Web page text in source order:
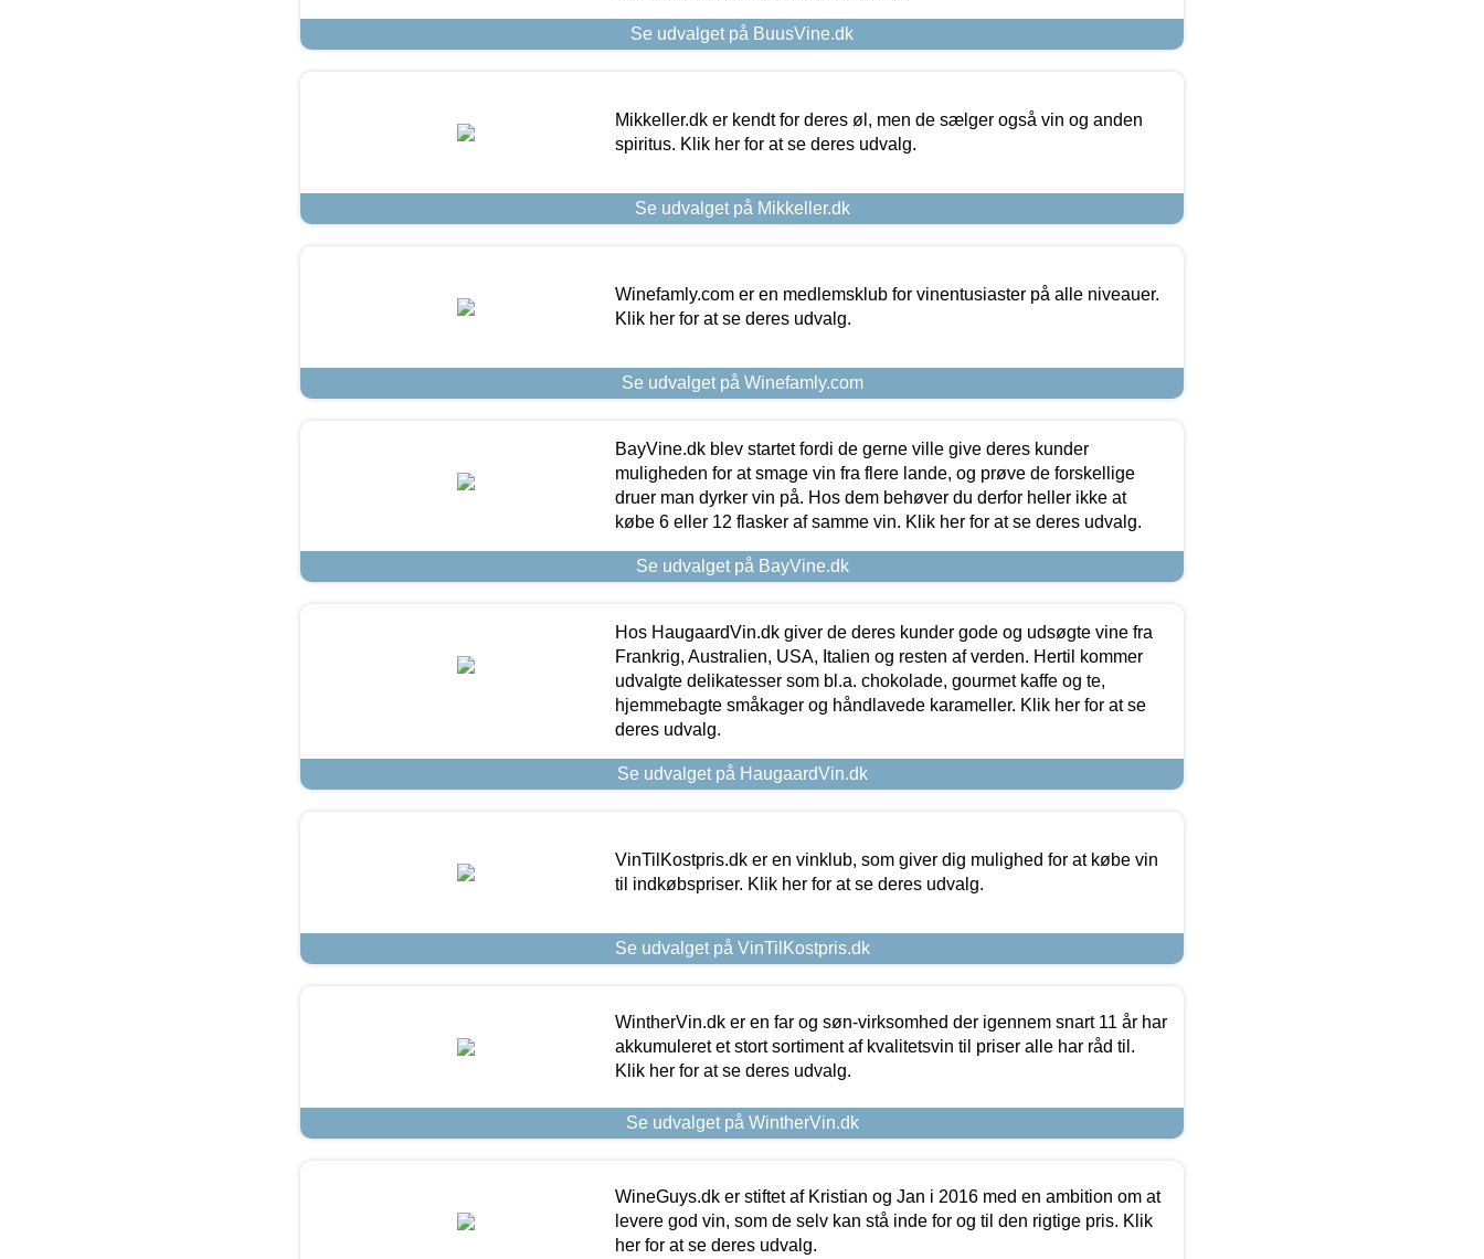
Se udvalget på BuusVine.dk
Mikkeller.dk er kendt for deres øl, men de sælger også vin og anden
spiritus. Klik her for at se deres udvalg.
Se udvalget på Mikkeller.dk
Winefamly.com er en medlemsklub for vinentusiaster på alle niveauer.
Klik her for at se deres udvalg.
Se udvalget på Winefamly.com
BayVine.dk blev startet fordi de gerne ville give deres kunder
muligheden for at smage vin fra flere lande, og prøve de forskellige
druer man dyrker vin på. Hos dem behøver du derfor heller ikke at
købe 6 eller 12 flasker af samme vin. Klik her for at se deres udvalg.
Se udvalget på BayVine.dk
Hos HaugaardVin.dk giver de deres kunder gode og udsøgte vine fra
Frankrig, Australien, USA, Italien og resten af verden. Hertil kommer
udvalgte delikatesser som bl.a. chokolade, gourmet kaffe og te,
hjemmebagte småkager og håndlavede karameller. Klik her for at se
deres udvalg.
Se udvalget på HaugaardVin.dk
VinTilKostpris.dk er en vinklub, som giver dig mulighed for at købe vin
til indkøbspriser. Klik her for at se deres udvalg.
Se udvalget på VinTilKostpris.dk
WintherVin.dk er en far og søn-virksomhed der igennem snart 11 år har
akkumuleret et stort sortiment af kvalitetsvin til priser alle har råd til.
Klik her for at se deres udvalg.
Se udvalget på WintherVin.dk
WineGuys.dk er stiftet af Kristian og Jan i 2016 med en ambition om at
levere god vin, som de selv kan stå inde for og til den rigtige pris. Klik
her for at se deres udvalg.